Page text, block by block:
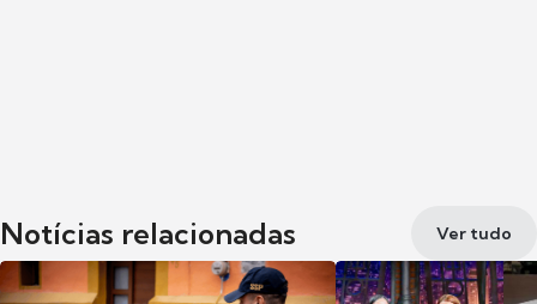
Notícias relacionadas Ver tudo